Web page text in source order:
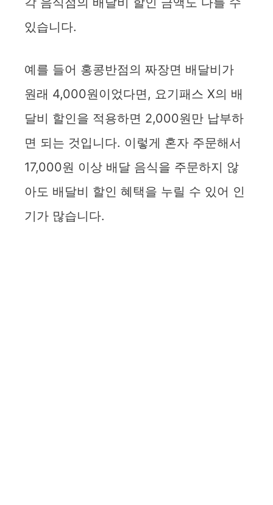
있습니다.
예를 들어 홍콩반점의 짜장면 배달비가
원래 4,000원이었다면, 요기패스 X의 배
달비 할인을 적용하면 2,000원만 납부하
면 되는 것입니다. 이렇게 혼자 주문해서
17,000원 이상 배달 음식을 주문하지 않
아도 배달비 할인 혜택을 누릴 수 있어 인
기가 많습니다.